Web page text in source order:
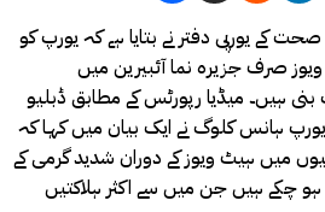
صحت کے یورپی دفتر نے بتایا ہے کہ یورپ کو
صرف جزیرہ نما آئبیرین میں
ہیں۔ میڈیا رپورٹس کے مطابق ڈبلیو
یورپ ہانس کلوگ نے ایک بیان میں کہا کہ
میں ہیٹ ویوز کے دوران شدید گرمی کے
ہو چکے ہیں جن میں سے اکثر ہلاکتیں